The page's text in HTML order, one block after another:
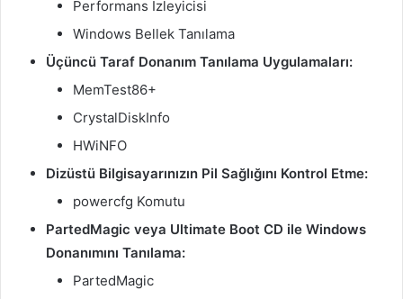
Performans İzleyicisi
Windows Bellek Tanılama
Üçüncü Taraf Donanım Tanılama Uygulamaları:
MemTest86+
CrystalDiskInfo
HWiNFO
Dizüstü Bilgisayarınızın Pil Sağlığını Kontrol Etme:
powercfg Komutu
PartedMagic veya Ultimate Boot CD ile Windows
Donanımını Tanılama:
PartedMagic